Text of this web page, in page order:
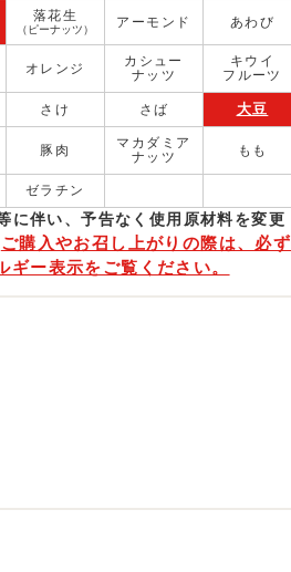
落花生
（ピーナッツ） アーモンド あわび
オレンジ
カシュー
ナッツ
キウイ
フルーツ
さけ さば 大豆
豚肉
マカダミア
ナッツ
もも
ゼラチン
に伴い、予告なく使⽤原材料を変更
ご購入やお召し上がりの際は、必ず
ギー表示をご覧ください。